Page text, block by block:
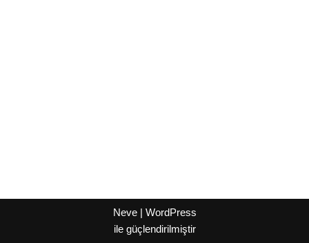
Neve| WordPress
ile güçlendirilmiştir